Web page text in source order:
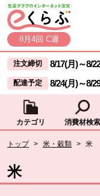
ページの先頭です。
本文へジャンプする。
8月4回 C週
ここからサイト内共通
サイト内共通メニュー
注文締切 8/17(月)～8/
配達予定 8/24(月)～8/
カテゴリ 消費材検索
トップ > 米・穀類 > 米
米